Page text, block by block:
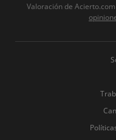
Valoración de Acierto.com